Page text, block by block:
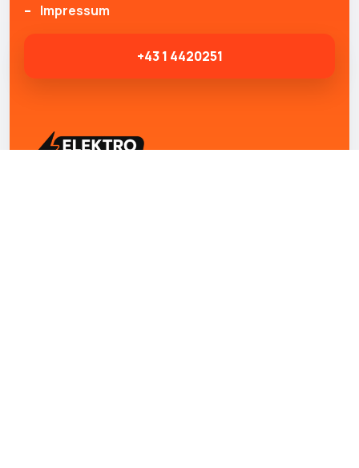
Impressum
+43 1 4420251